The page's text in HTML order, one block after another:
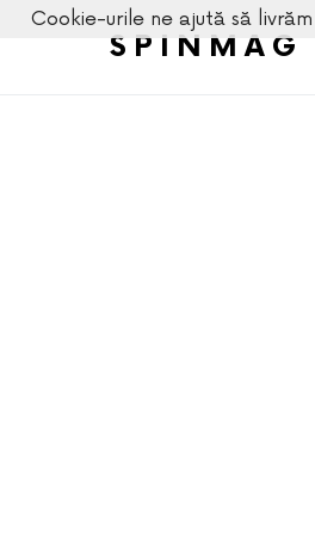
SPINMAG
Cookie-urile ne ajută să